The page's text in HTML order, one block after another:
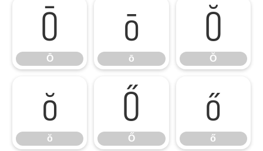
Ō
Ō
ō
ō
Ŏ
Ŏ
ŏ
ŏ
Ő
Ő
ő
ő